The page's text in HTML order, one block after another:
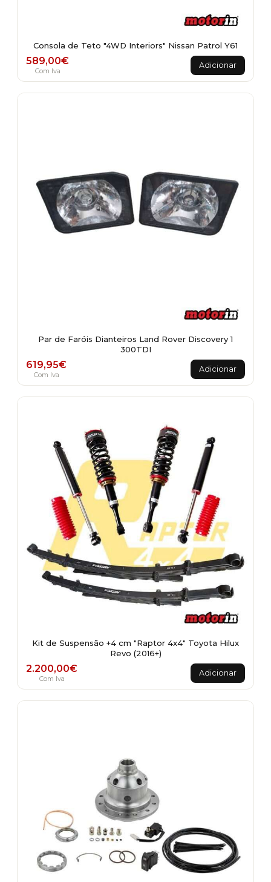
Consola de Teto "4WD Interiors" Nissan Patrol Y61
589,00€
Com Iva
Adicionar
Par de Faróis Dianteiros Land Rover Discovery 1
300TDI
619,95€
Com Iva
Adicionar
Kit de Suspensão +4 cm "Raptor 4x4" Toyota Hilux
Revo (2016+)
2.200,00€
Com Iva
Adicionar